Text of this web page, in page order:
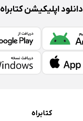
دانلود اپلیکیشن کتابراه
کتابراه